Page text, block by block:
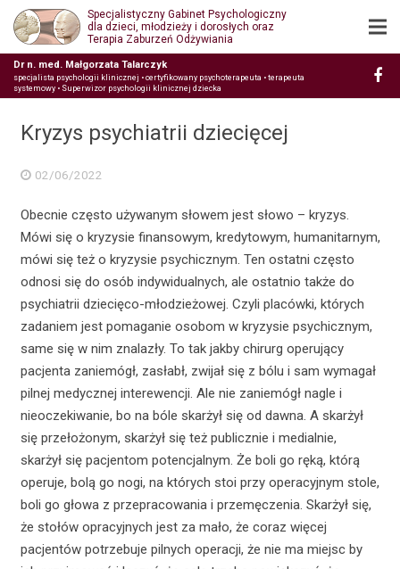
Specjalistyczny Gabinet Psychologiczny
dla dzieci, młodzieży i dorosłych oraz
Terapia Zaburzeń Odżywiania
Dr n. med. Małgorzata Talarczyk
specjalista psychologii klinicznej • certyfikowany psychoterapeuta • terapeuta
systemowy • Superwizor psychologii klinicznej dziecka
Kryzys psychiatrii dziecięcej
02/06/2022
Obecnie często używanym słowem jest słowo – kryzys.
Mówi się o kryzysie finansowym, kredytowym, humanitarnym,
mówi się też o kryzysie psychicznym. Ten ostatni często
odnosi się do osób indywidualnych, ale ostatnio także do
psychiatrii dziecięco-młodzieżowej. Czyli placówki, których
zadaniem jest pomaganie osobom w kryzysie psychicznym,
same się w nim znalazły. To tak jakby chirurg operujący
pacjenta zaniemógł, zasłabł, zwijał się z bólu i sam wymagał
pilnej medycznej interewencji. Ale nie zaniemógł nagle i
nieoczekiwanie, bo na bóle skarżył się od dawna. A skarżył
się przełożonym, skarżył się też publicznie i medialnie,
skarżył się pacjentom potencjalnym. Że boli go ręką, którą
operuje, bolą go nogi, na których stoi przy operacyjnym stole,
boli go głowa z przepracowania i przemęczenia. Skarżył się,
że stołów opracyjnych jest za mało, że coraz więcej
pacjentów potrzebuje pilnych operacji, że nie ma miejsc by